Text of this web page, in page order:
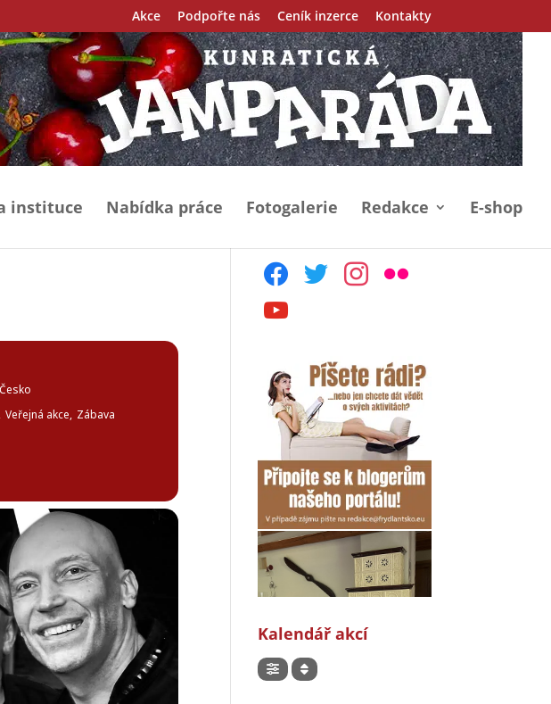
Akce Podpořte nás Ceník inzerce Kontakty
instituce Nabídka práce Fotogalerie Redakce E-shop
Veřejná akce, Zábava
facebooktwitter instagram
flickr
youtube
Kalendář akcí